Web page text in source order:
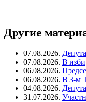
Другие
07.08.2026.
07.08.2026. В
06.08.2026.
06.08.2026. В 3-м
04.08.2026.
31.07.2026.